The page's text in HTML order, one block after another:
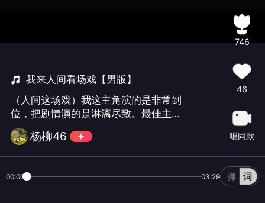
我来人间看场戏【男版】
（人间这场戏）我这主角演的是非常到
位，把剧情演的是淋漓尽致。最佳主
角。😀😀😀
杨柳46
746
46
唱同款
00:00 03:29